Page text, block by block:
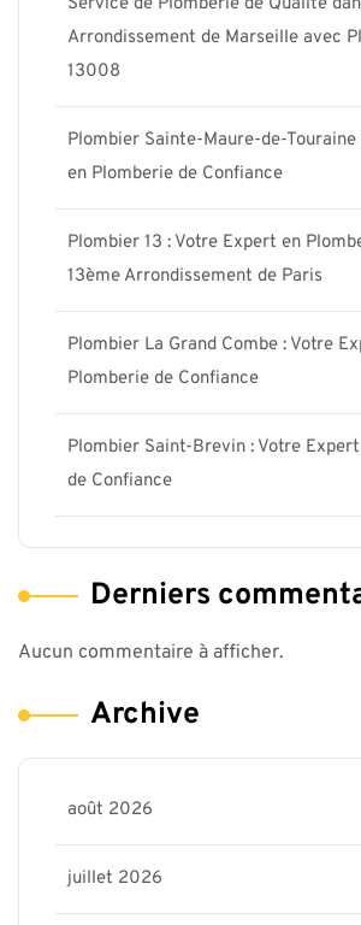
Arrondissement de Marseille avec
13008
Plombier Sainte-Maure-de-Touraine
en Plomberie de Confiance
Plombier 13 : Votre Expert en
13ème Arrondissement de Paris
Plombier La Grand Combe : Votre
Plomberie de Confiance
Plombier Saint-Brevin : Votre
de Confiance
Derniers
Aucun commentaire à afficher.
Archive
août 2026
juillet 2026